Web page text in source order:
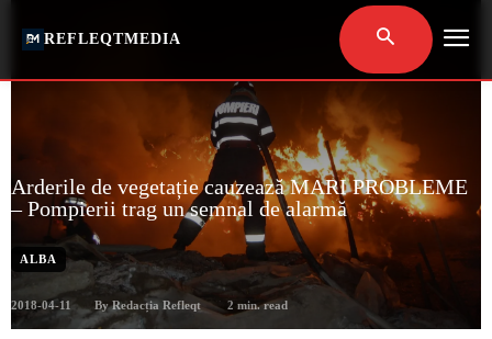
REFLEQTMEDIA
Arderile de vegetație cauzează MARI PROBLEME
– Pompierii trag un semnal de alarmă
ALBA
2018-04-11 By Redacția Refleqt 2 min. read